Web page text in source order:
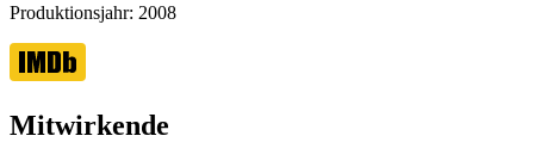
Produktionsjahr: 2008
Mitwirkende